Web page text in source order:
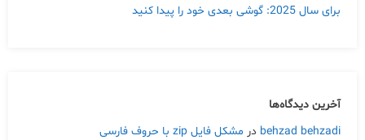
برای سال 2025: گوشی بعدی خود را پیدا کنید
آخرین دیدگاه‌ها
behzad behzadi در مشکل فایل zip با حروف فارسی